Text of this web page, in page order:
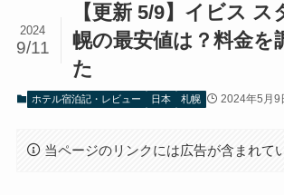
【更新 5/9】イビス
幌の最安値は？料金を
た
2024
9/11
ホテル宿泊記・レビュー 日本 札幌 2024年5月9
当ページのリンクには広告が含まれて